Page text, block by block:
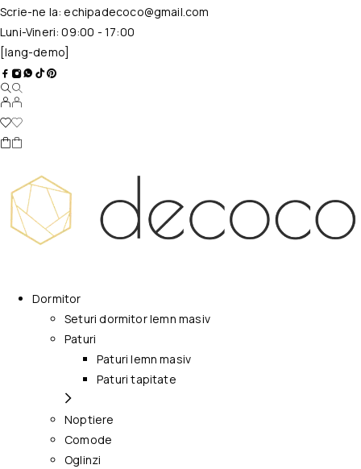
Scrie-ne la:echipadecoco@gmail.com
Luni-Vineri: 09:00 - 17:00
[lang-demo]
Dormitor
Seturi dormitor lemn masiv
Paturi
Paturi lemn masiv
Paturi tapitate
Noptiere
Comode
Oglinzi